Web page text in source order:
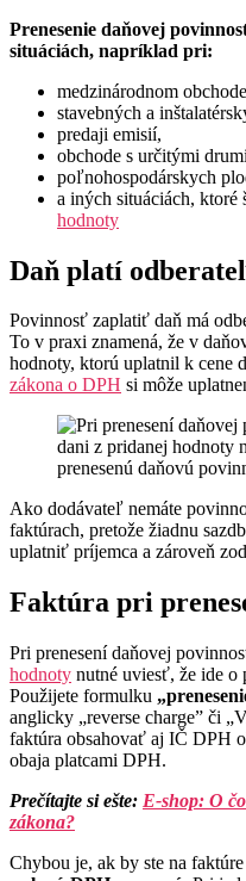
Prenesenie daňovej
situáciách, napríklad pri:
medzinárodnom
stavebných a
predaji emisií,
obchode s určitými
poľnohospodárskych
a iných situáciách, ktoré
hodnoty
Daň platí
Povinnosť zaplatiť daň má
To v praxi znamená, že v
hodnoty, ktorú uplatnil k cene
zákona o DPH si môže
Ako dodávateľ nemáte
faktúrach, pretože žiadnu
uplatniť príjemca a zároveň
Faktúra pri
Pri prenesení daňovej
hodnoty nutné uviesť, že ide o
Použijete formulku
anglicky „reverse charge” či
faktúra obsahovať aj IČ DPH
obaja platcami DPH.
Prečítajte si ešte: E-shop: O
zákona?
Chybou je, ak by ste na